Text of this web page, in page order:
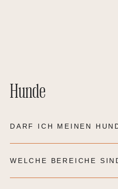
Hunde
DARF ICH MEINEN
WELCHE BEREICHE